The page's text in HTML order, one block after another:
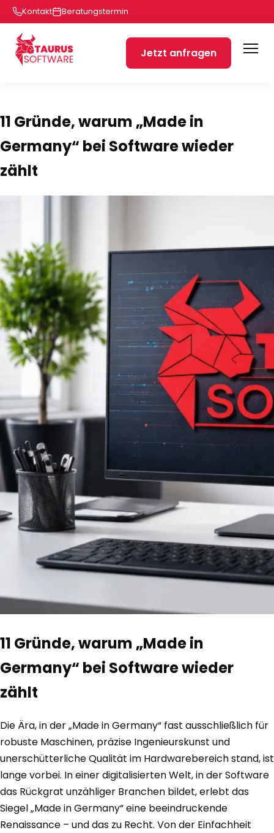
Kontakt Beratungstermin
Jetzt anfragen
11 Gründe, warum „Made in
Germany“ bei Software wieder
zählt
11 Gründe, warum „Made in
Germany“ bei Software wieder
zählt
Die Ära, in der „Made in Germany“ fast ausschließlich für
robuste Maschinen, präzise Ingenieurskunst und
unerschütterliche Qualität im Hardwarebereich stand, ist
lange vorbei. In einer digitalisierten Welt, in der Software
das Rückgrat unzähliger Branchen bildet, erlebt das
Siegel „Made in Germany“ eine beeindruckende
Renaissance – und das zu Recht. Von der Einfachheit